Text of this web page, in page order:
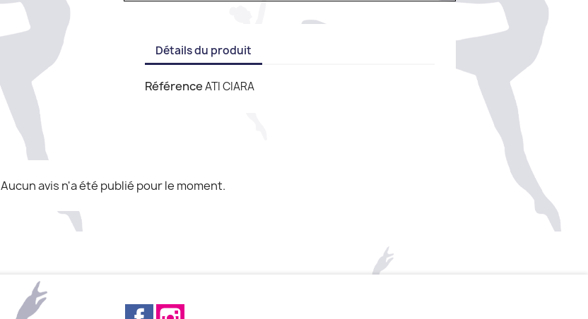
Détails du produit
RéférenceATI CIARA
Aucun avis n'a été publié pour le moment.
Facebook